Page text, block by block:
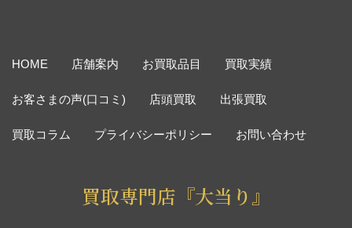
HOME 店舗案内 お買取品目 買取実績
お客さまの声(口コミ) 店頭買取 出張買取
買取コラム プライバシーポリシー お問い合わせ
買取専門店『大当り』